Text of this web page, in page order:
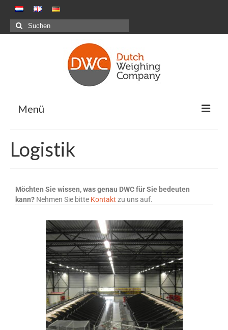
Menü
Positive Wiegesysteme – Packstationen G&F
Kombinationswiegen
Maßgeschneiderte Projekte
DWC-CS Zählsystem
Wägesysteme
DWC5.7 – Positiv abwägen
DWC5.10 – Negatives abwägen
MS5.22 Kombinationswaage
Logistik
Möchten Sie wissen, was genau DWC für Sie bedeuten
kann? Nehmen Sie bitte Kontakt zu uns auf.